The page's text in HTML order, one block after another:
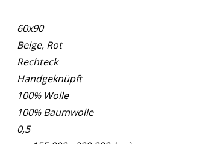
60x90
Beige, Rot
Rechteck
Handgeknüpft
100% Wolle
100% Baumwolle
0,5